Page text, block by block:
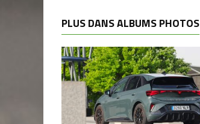
PLUS DANS ALBUMS PHOTOS